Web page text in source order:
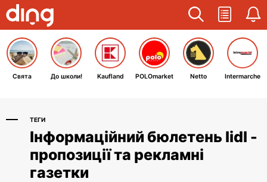
Свята До школи! Kaufland POLOmarket Netto Intermarche
ТЕГИ
Інформаційний бюлетень lidl -
пропозиції та рекламні
газетки